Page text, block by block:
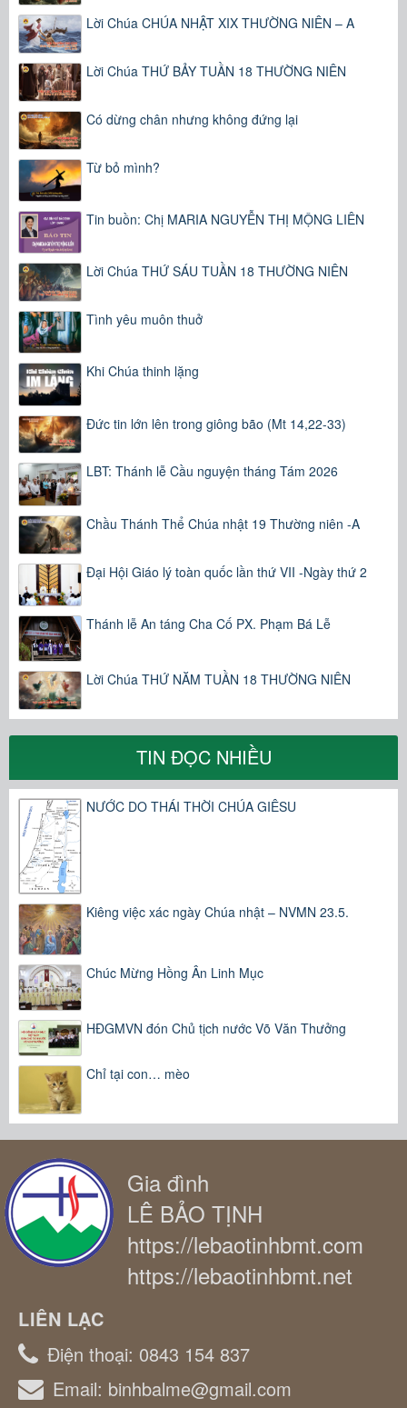
Lời Chúa CHÚA NHẬT XIX THƯỜNG NIÊN – A
Lời Chúa THỨ BẢY TUẦN 18 THƯỜNG NIÊN
Có dừng chân nhưng không đứng lại
Từ bỏ mình?
Tin buồn: Chị MARIA NGUYỄN THỊ MỘNG LIÊN
Lời Chúa THỨ SÁU TUẦN 18 THƯỜNG NIÊN
Tình yêu muôn thuở
Khi Chúa thinh lặng
Đức tin lớn lên trong giông bão (Mt 14,22-33)
LBT: Thánh lễ Cầu nguyện tháng Tám 2026
Chầu Thánh Thể Chúa nhật 19 Thường niên -A
Đại Hội Giáo lý toàn quốc lần thứ VII -Ngày thứ 2
Thánh lễ An táng Cha Cố PX. Phạm Bá Lễ
Lời Chúa THỨ NĂM TUẦN 18 THƯỜNG NIÊN
TIN ĐỌC NHIỀU
NƯỚC DO THÁI THỜI CHÚA GIÊSU
Kiêng việc xác ngày Chúa nhật – NVMN 23.5.
Chúc Mừng Hồng Ân Linh Mục
HĐGMVN đón Chủ tịch nước Võ Văn Thưởng
Chỉ tại con… mèo
Gia đình
LÊ BẢO TỊNH
https://lebaotinhbmt.com
https://lebaotinhbmt.net
LIÊN LẠC
Điện thoại: 0843 154 837
Email: binhbalme@gmail.com